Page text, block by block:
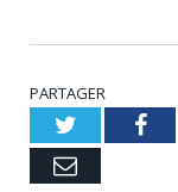
PARTAGER
Twitter
Email